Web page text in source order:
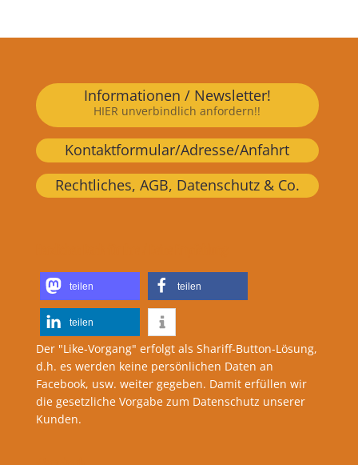
Informationen / Newsletter!
HIER unverbindlich anfordern!!
Kontaktformular/Adresse/Anfahrt
Rechtliches, AGB, Datenschutz & Co.
teilen teilen
teilen
Der "Like-Vorgang" erfolgt als Shariff-Button-Lösung,
d.h. es werden keine persönlichen Daten an
Facebook, usw. weiter gegeben. Damit erfüllen wir
die gesetzliche Vorgabe zum Datenschutz unserer
Kunden.